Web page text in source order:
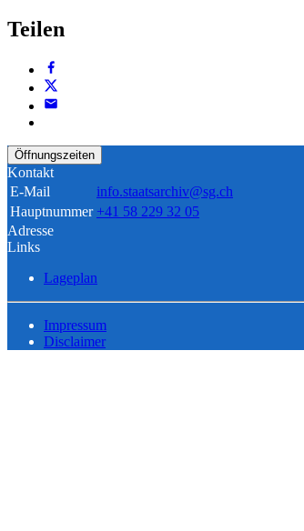
Teilen
Öffnungszeiten
Kontakt
E-Mail
info.staatsarchiv@sg.ch
Hauptnummer +41 58 229 32 05
Adresse
Links
Lageplan
Impressum
Disclaimer